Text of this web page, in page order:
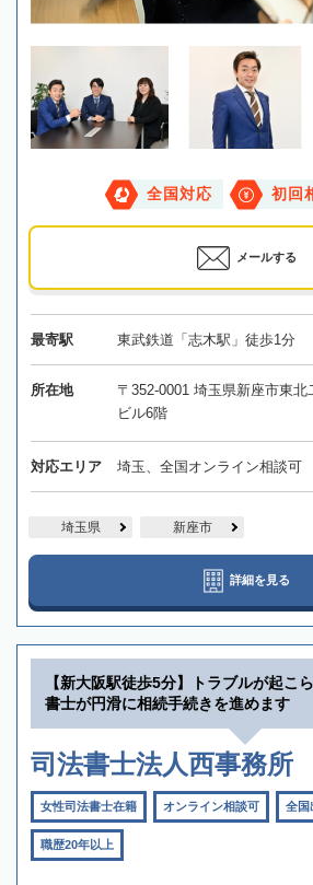
全国対応 初回
メールする
最寄駅 東武鉄道「志木駅」徒歩1分
所在地
〒352-0001 埼玉県新座市東
ビル6階
対応エリア 埼玉、全国オンライン相談可
埼玉県 新座市
詳細を見る
【新大阪駅徒歩5分】トラブルが起こ
書士が円滑に相続手続きを進めます
司法書士法人西事務所
女性司法書士在籍 オンライン相談可 全国
職歴20年以上